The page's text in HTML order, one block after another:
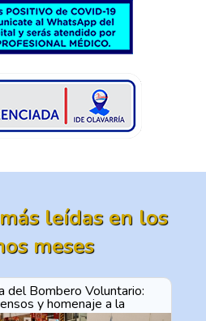
leídas en los
meses
del Bombero Voluntario:
y homenaje a la